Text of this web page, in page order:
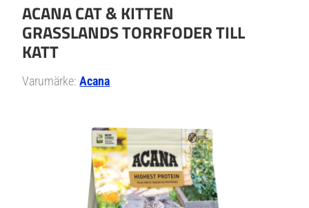
ACANA CAT & KITTEN
GRASSLANDS TORRFODER TILL
KATT
Varumärke:Acana